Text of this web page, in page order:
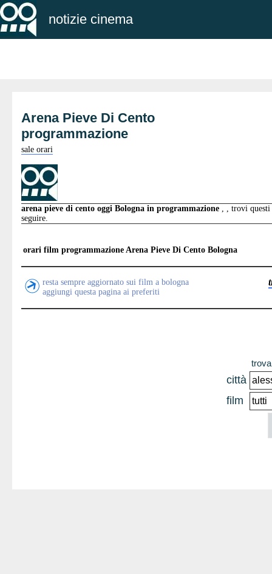
notizie cinema
Arena Pieve Di Cento
programmazione
sale orari
arena pieve di cento oggi Bologna in programmazione , , trovi
seguire.
orari film programmazione Arena Pieve Di Cento Bologna
resta sempre aggiornato sui film a bologna
aggiungi questa pagina ai preferiti
città
film